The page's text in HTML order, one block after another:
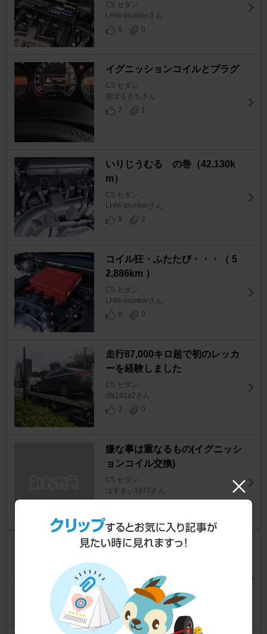
C5 セダン
LHM-drunkerさん
6
0
イグニッションコイルとプラグ
C5 セダン
新ぽるきちさん
2
1
いりじうむる の巻（42,130k
m）
C5 セダン
LHM-drunkerさん
9
2
コイル狂・ふたたび・・・（ 5
2,886km ）
C5 セダン
LHM-drunkerさん
8
0
走行87,000キロ超で初のレッカ
ーを経験しました
C5 セダン
zfa141a2さん
3
0
嫌な事は重なるもの(イグニッシ
ョンコイル交換)
C5 セダン
はすきぃ1977さん
部品を集めてます１。スロット
C5 セダン
やまｐさん
2